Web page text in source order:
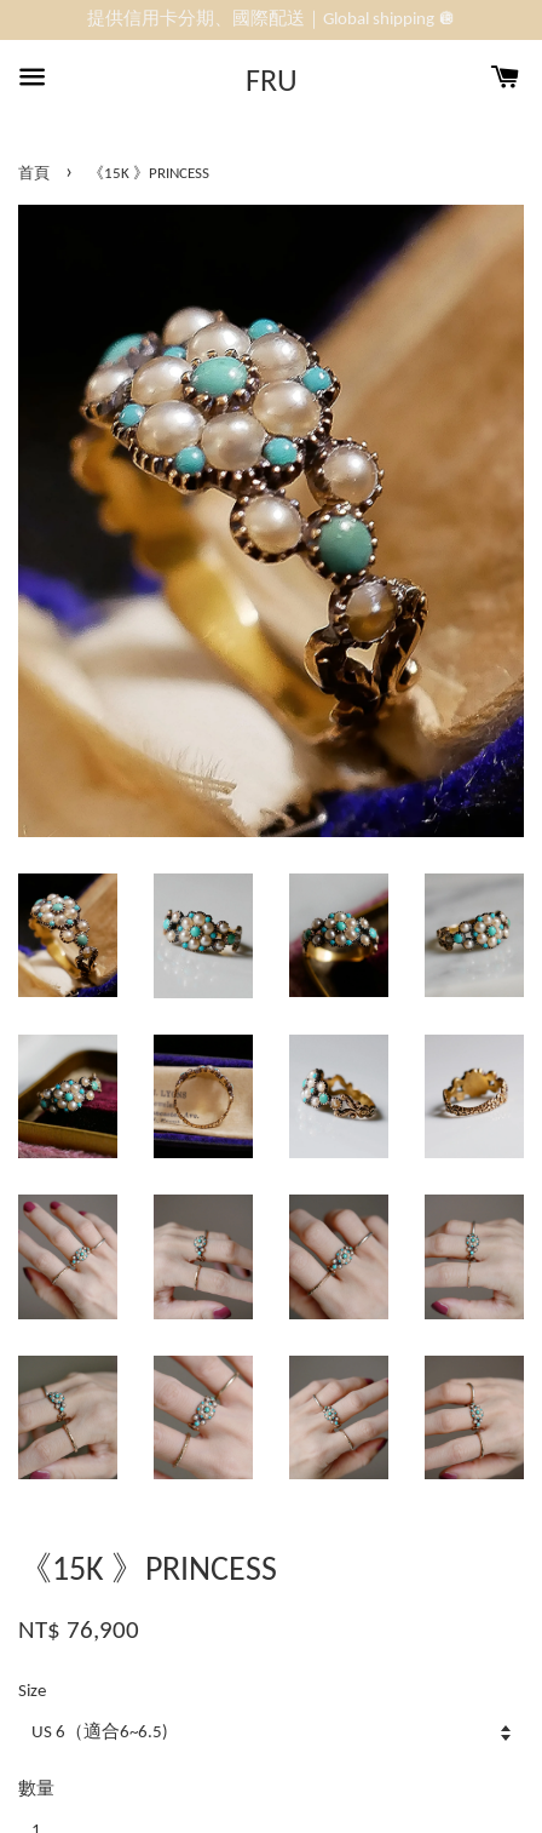
提供信用卡分期、國際配送｜Global shipping 🪩
FRU
首頁 › 《15K 》PRINCESS
《15K 》PRINCESS
NT$ 76,900
Size
數量